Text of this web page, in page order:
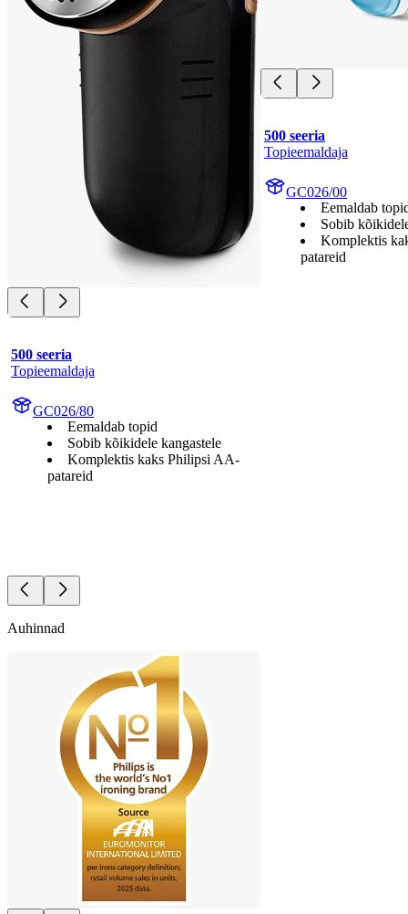
500 seeria
Topieemaldaja
GC026/80
Eemaldab topid
Sobib kõikidele kangastele
Komplektis kaks Philipsi AA-
patareid
500 seeria
Topieemaldaja
GC026/00
Eemaldab
Sobib
Komplektis
patareid
Auhinnad